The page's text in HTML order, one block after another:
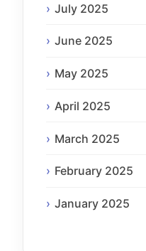
July 2025
June 2025
May 2025
April 2025
March 2025
February 2025
January 2025